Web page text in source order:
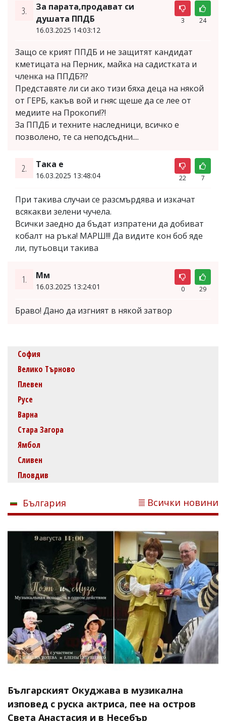
3.
За парата,продават си
душата ППДБ
16.03.2025 14:03:12
3 24
Защо се крият ППДБ и не защитят кандидат
кметицата на Перник, майка на садистката и
членка на ППДБ?!?
Представяте ли си ако тизи бяха деца на някой
от ГЕРБ, какъв вой и гняс щеше да се лее от
медиите на Прокопи!?!
За ППДБ и техните наследници, всичко е
позволено, те са неподсъдни....
2. Така е
16.03.2025 13:48:04 22 7
При такива случаи се разсмърдява и изкачат
всякакви зелени чучела.
Всички заедно да бъдат изпратени да добиват
кобалт на ръка! МАРШ!!! Да видите кон боб яде
ли, путьовци такива
1. Мм
16.03.2025 13:24:01 0 29
Браво! Дано да изгният в някой затвор
София
Велико Търново
Плевен
Русе
Варна
Стара Загора
Ямбол
Сливен
Пловдив
България Всички новини
Българският Окуджава в музикална
изповед с руска актриса, пее на остров
Света Анастасия и в Несебър